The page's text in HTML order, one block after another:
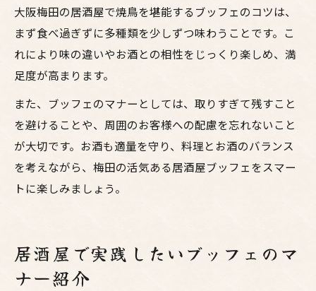
居酒屋ブッフェで満足度を高める選び方の
秘訣
大阪梅田の居酒屋で焼鳥を堪能するブッフェのコツは、
まず食べ過ぎずに多種類を少しずつ味わうことです。こ
れにより味の違いやお酒との相性をじっくり楽しめ、満
足度が高まります。
また、ブッフェのマナーとしては、取りすぎて残すこと
を避けることや、周囲のお客様への配慮を忘れないこと
が大切です。お酒も適量を守り、料理とお酒のバランス
を考えながら、梅田の活気ある居酒屋ブッフェをスマー
トに楽しみましょう。
居酒屋で実践したいブッフェのマ
ナー紹介